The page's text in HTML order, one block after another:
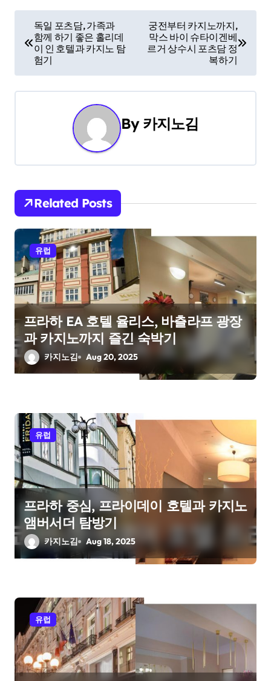
o
s
t
v
i
g
a
t
i
o
n
독일 포츠담, 가족과
함께 하기 좋은 홀리데
이 인 호텔과 카지노 탐
험기
궁전부터 카지노까지,
막스 바이 슈타이겐베
르거 상수시 포츠담 정
복하기
By 카지노김
Related Posts
유럽
프라하 EA 호텔 율리스, 바츨라프 광장
과 카지노까지 즐긴 숙박기
카지노김 Aug 20, 2025
유럽
프라하 중심, 프라이데이 호텔과 카지노
앰버서더 탐방기
카지노김 Aug 18, 2025
유럽